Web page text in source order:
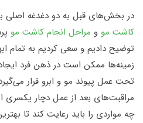
در بخش‌های قبل به دو دغدغه اصلی
کاشت مو و مراحل انجام کاشت مو
توضیح دادیم و سعی کردیم به تمام
زمینه‌ها ممکن است در ذهن فرد
تحت عمل پیوند مو و ابرو قرار
مراقبت‌های بعد از عمل دچار یکسری
چه مواردی را باید رعایت کند تا